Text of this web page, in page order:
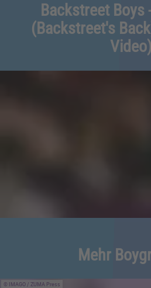
Backstreet Boys
(Backstreet's
Video)
Mehr
IMAGO / ZUMA Press